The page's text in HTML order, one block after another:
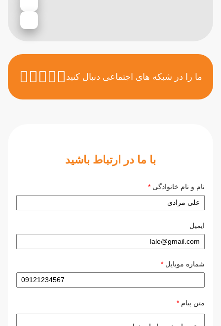
ما را در شبکه های اجتماعی دنبال کنید
با ما در ارتباط باشید
نام و نام خانوادگی *
ایمیل
شماره موبایل *
متن پیام *